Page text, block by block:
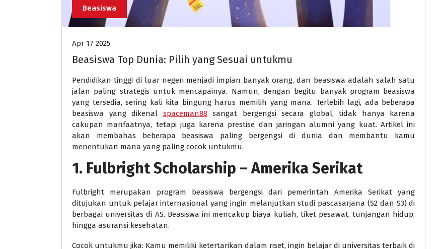
Beasiswa
Apr 17 2025
Beasiswa Top Dunia: Pilih yang Sesuai untukmu
Pendidikan tinggi di luar negeri menjadi impian banyak orang, dan beasiswa adalah salah satu
jalan paling strategis untuk mencapainya. Namun, dengan begitu banyak program beasiswa
yang tersedia, sering kali kita bingung harus memilih yang mana. Terlebih lagi, ada beberapa
beasiswa yang dikenal spaceman88 sangat bergengsi secara global, tidak hanya karena
cakupan manfaatnya, tetapi juga karena prestise dan jaringan alumni yang kuat. Artikel ini
akan membahas beberapa beasiswa paling bergengsi di dunia dan membantu kamu
menentukan mana yang paling cocok untukmu.
1. Fulbright Scholarship – Amerika Serikat
Fulbright merupakan program beasiswa bergengsi dari pemerintah Amerika Serikat yang
ditujukan untuk pelajar internasional yang ingin melanjutkan studi pascasarjana (S2 dan S3) di
berbagai universitas di AS. Beasiswa ini mencakup biaya kuliah, tiket pesawat, tunjangan hidup,
hingga asuransi kesehatan.
Cocok untukmu jika: Kamu memiliki ketertarikan dalam riset, ingin belajar di universitas terbaik di